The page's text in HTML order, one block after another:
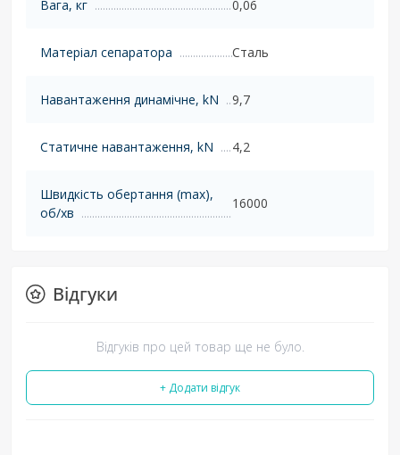
Вага, кг 0,06
Матеріал сепаратора Сталь
Навантаження динамічне, kN 9,7
Статичне навантаження, kN 4,2
Швидкість обертання (max),
об/хв
16000
Відгуки
Відгуків про цей товар ще не було.
+ Додати відгук